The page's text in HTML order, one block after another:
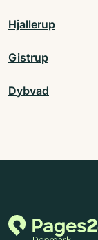
Hjallerup
Gistrup
Dybvad